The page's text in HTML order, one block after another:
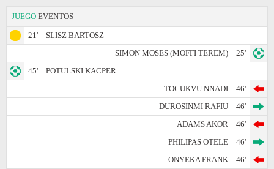
JUEGO EVENTOS
21'
SLISZ BARTOSZ
SIMON MOSES (MOFFI TEREM)
25'
45'
POTULSKI KACPER
TOCUKVU NNADI
46'
DUROSINMI RAFIU
46'
ADAMS AKOR
46'
PHILIPAS OTELE
46'
ONYEKA FRANK
46'